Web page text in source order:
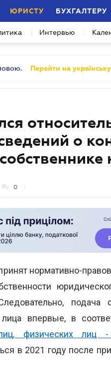
ЮРИСТУ БУХГАЛТЕРУ
Интервью
Перейти на українську
о
0
нормативно-
подача
впервые, в
физических лиц
в 2021 году после